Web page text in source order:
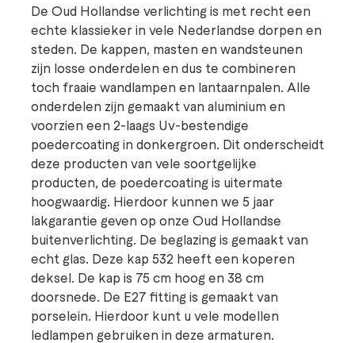
De Oud Hollandse verlichting is met recht een
echte klassieker in vele Nederlandse dorpen en
steden. De kappen, masten en wandsteunen
zijn losse onderdelen en dus te combineren
toch fraaie wandlampen en lantaarnpalen. Alle
onderdelen zijn gemaakt van aluminium en
voorzien een 2-laags Uv-bestendige
poedercoating in donkergroen. Dit onderscheidt
deze producten van vele soortgelijke
producten, de poedercoating is uitermate
hoogwaardig. Hierdoor kunnen we 5 jaar
lakgarantie geven op onze Oud Hollandse
buitenverlichting. De beglazing is gemaakt van
echt glas. Deze kap 532 heeft een koperen
deksel. De kap is 75 cm hoog en 38 cm
doorsnede. De E27 fitting is gemaakt van
porselein. Hierdoor kunt u vele modellen
ledlampen gebruiken in deze armaturen.